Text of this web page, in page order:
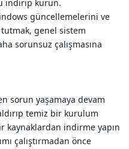
indirip kurun.
güncellemelerini ve
genel sistem
sorunsuz çalışmasına
sorun yaşamaya devam
temiz bir kurulum
kaynaklardan indirme yapın
çalıştırmadan önce